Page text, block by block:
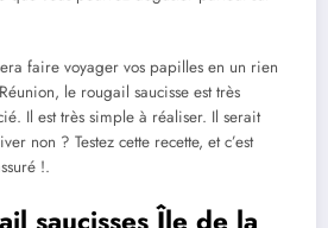
faire voyager vos papilles en un rien
le rougail saucisse est très
Il est très simple à réaliser. Il serait
non ? Testez cette recette, et c’est
!.